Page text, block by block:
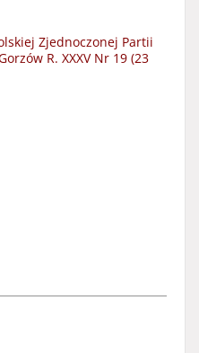
Zjednoczonej Partii
R. XXXV Nr 19 (23